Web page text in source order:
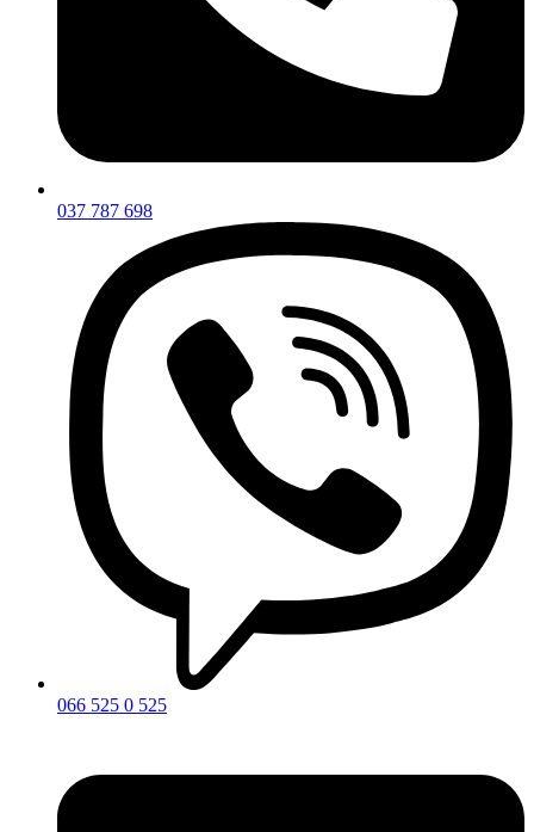
037 787 698
066 525 0 525